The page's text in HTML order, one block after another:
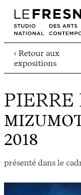
‹ Retour aux
expositions
PIERRE
2018
présenté dans le